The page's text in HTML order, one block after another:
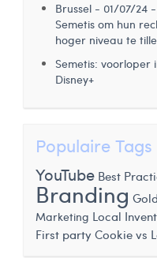
Brussel - 01/07/24
Semetis om hun
hoger niveau te
Semetis:
Disney+
Populaire Tags
YouTube Best
Branding Gold
Marketing Local
First party Cookie vs